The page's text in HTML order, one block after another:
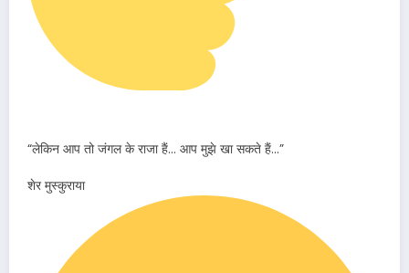
“लेकिन आप तो जंगल के राजा हैं… आप मुझे खा सकते हैं…”
शेर मुस्कुराया